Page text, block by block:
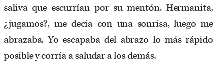
saliva que escurrían por su mentón. Hermanita,
¿jugamos?, me decía con una sonrisa, luego me
abrazaba. Yo escapaba del abrazo lo más rápido
posible y corría a saludar a los demás.